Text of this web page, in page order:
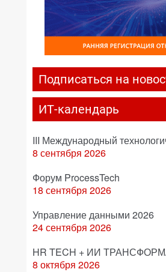
Подписаться на
ИТ-календарь
III Международный
8 сентября 2026
Форум ProcessTech
18 сентября 2026
Управление данными 2026
24 сентября 2026
HR TECH + ИИ
8 октября 2026